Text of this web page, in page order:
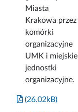
Miasta
Krakowa przez
komórki
organizacyjne
UMK i miejskie
jednostki
organizacyjne.
(26.02kB)